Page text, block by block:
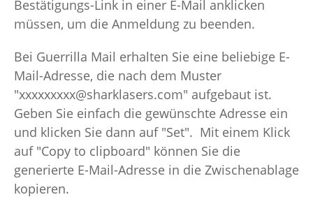
Bestätigungs-Link in einer E-Mail anklicken
müssen, um die Anmeldung zu beenden.
Bei Guerrilla Mail erhalten Sie eine beliebige E-
Mail-Adresse, die nach dem Muster
"xxxxxxxxx@sharklasers.com" aufgebaut ist.
Geben Sie einfach die gewünschte Adresse ein
und klicken Sie dann auf "Set". Mit einem Klick
auf "Copy to clipboard" können Sie die
generierte E-Mail-Adresse in die Zwischenablage
kopieren.